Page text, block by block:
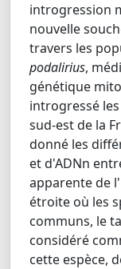
introgression
nouvelle
travers les
podalirius,
génétique
introgressé
sud-est de la
donné les
et d'ADNn
apparente de
étroite où les
communs, le
considéré
cette espèce,